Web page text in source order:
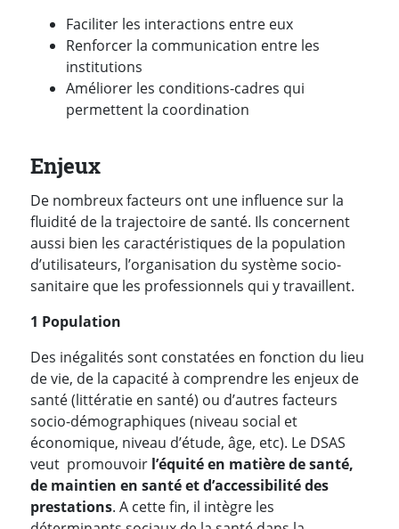
Faciliter les interactions entre eux
Renforcer la communication entre les
institutions
Améliorer les conditions-cadres qui
permettent la coordination
Enjeux
De nombreux facteurs ont une influence sur la
fluidité de la trajectoire de santé. Ils concernent
aussi bien les caractéristiques de la population
d’utilisateurs, l’organisation du système socio-
sanitaire que les professionnels qui y travaillent.
1 Population
Des inégalités sont constatées en fonction du lieu
de vie, de la capacité à comprendre les enjeux de
santé (littératie en santé) ou d’autres facteurs
socio-démographiques (niveau social et
économique, niveau d’étude, âge, etc). Le DSAS
veut promouvoir l’équité en matière de santé,
de maintien en santé et d’accessibilité des
prestations. A cette fin, il intègre les